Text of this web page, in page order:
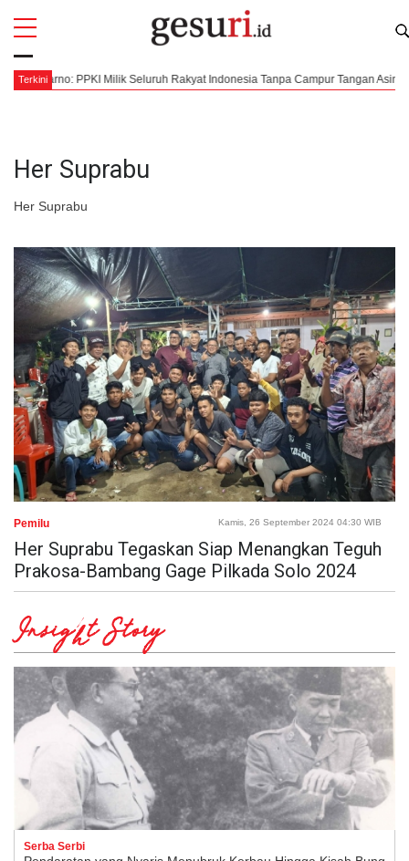
Terkini
Karno: PPKI Milik Seluruh Rakyat Indonesia Tanpa Campur Tangan Asing
Her Suprabu
Her Suprabu
All
Pemilu Kamis, 26 September 2024 04:30 WIB
Her Suprabu Tegaskan Siap Menangkan Teguh
Prakosa-Bambang Gage Pilkada Solo 2024
Insight Story
Serba Serbi